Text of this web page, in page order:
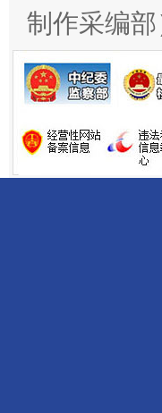
制作采编部